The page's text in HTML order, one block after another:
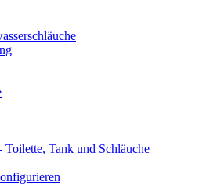
Toilette, Tank und Schläuche